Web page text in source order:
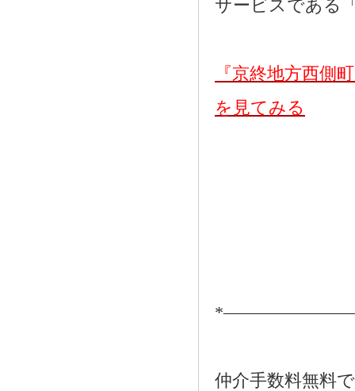
サービスである
『京終地方西側
を見てみる
仲介手数料無料